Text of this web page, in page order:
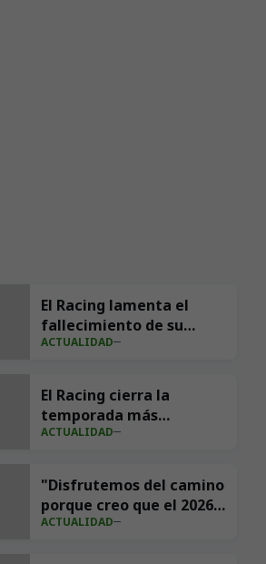
El Racing lamenta el
fallecimiento de su
exfutbolista Andrés
ACTUALIDAD
El Racing cierra la
temporada más
importante de su
millones de impresiones
ACTUALIDAD
"Disfrutemos del camino
porque creo que el 2026
va a ser nuestro año"
ACTUALIDAD